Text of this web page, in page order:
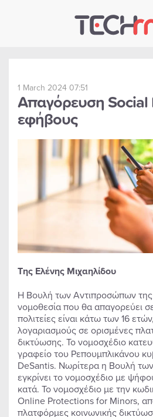
Skip to main content
1 March 2024 07:51
Απαγόρευση Social
εφήβους
Της Ελένης Μιχαηλίδου
Η Βουλή των Αντιπροσώπων
νομοθεσία που θα απαγορεύει
πολιτείες είναι κάτω των 16
λογαριασμούς σε ορισμένες
δικτύωσης. Το νομοσχέδιο
γραφείο του Ρεπουμπλικάνου
DeSantis. Νωρίτερα η Βουλή
εγκρίνει το νομοσχέδιο με
κατά. Το νομοσχέδιο με την
Online Protections for Minors,
πλατφόρμες κοινωνικής